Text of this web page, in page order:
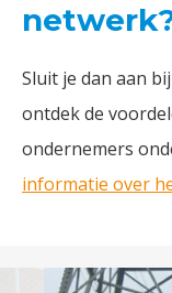
Sluit je dan aan
ontdek de
ondernemers
informatie over